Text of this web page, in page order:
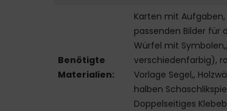
Benötigte
Materialien:
Karten mit
passenden Bilder für
Würfel mit
verschiedenfarbig),
Vorlage Segel,,
halben
Doppelseitiges